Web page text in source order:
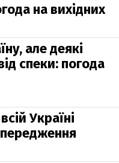
на вихідних
але деякі
спеки: погода
Україні